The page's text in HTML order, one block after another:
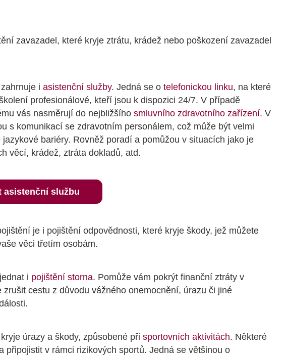
zavazadel, které kryje ztrátu, krádež nebo poškození zavazadel
i asistenční služby. Jedná se o telefonickou linku, na které
profesionálové, kteří jsou k dispozici 24/7. V případě
vás nasměrují do nejbližšího smluvního zdravotního zařízení. V
s komunikací se zdravotním personálem, což může být velmi
bariéry. Rovněž poradí a pomůžou v situacích jako je
věcí, krádež, ztráta dokladů, atd.
asistenční službu
je i pojištění odpovědnosti, které kryje škody, jež můžete
věci třetím osobám.
i pojištění storna. Pomůže vám pokrýt finanční ztráty v
zrušit cestu z důvodu vážného onemocnění, úrazu či jiné
úrazy a škody, způsobené při sportovních aktivitách. Některé
připojistit v rámci rizikových sportů. Jedná se většinou o